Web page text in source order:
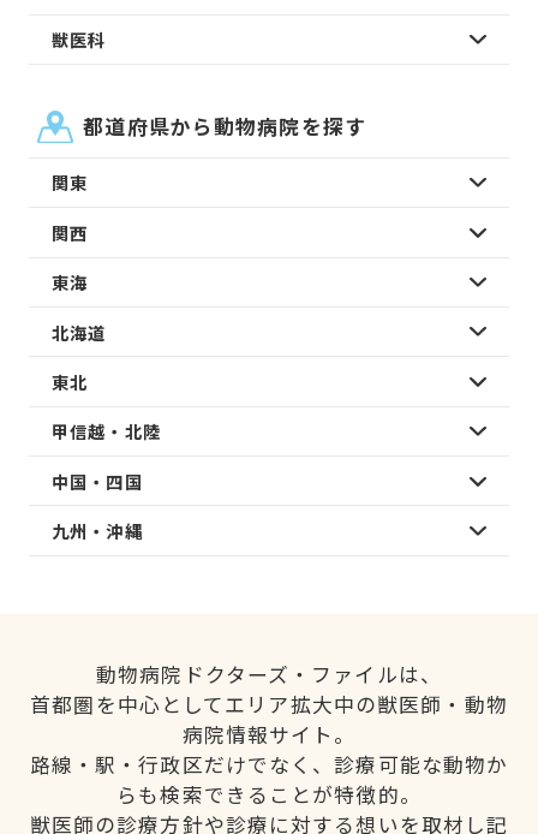
獣医科
都道府県から動物病院を探す
関東
関西
東海
北海道
東北
甲信越・北陸
中国・四国
九州・沖縄
動物病院ドクターズ・ファイルは、
首都圏を中心としてエリア拡大中の獣医師・動物
病院情報サイト。
路線・駅・行政区だけでなく、診療可能な動物か
らも検索できることが特徴的。
獣医師の診療方針や診療に対する想いを取材し記